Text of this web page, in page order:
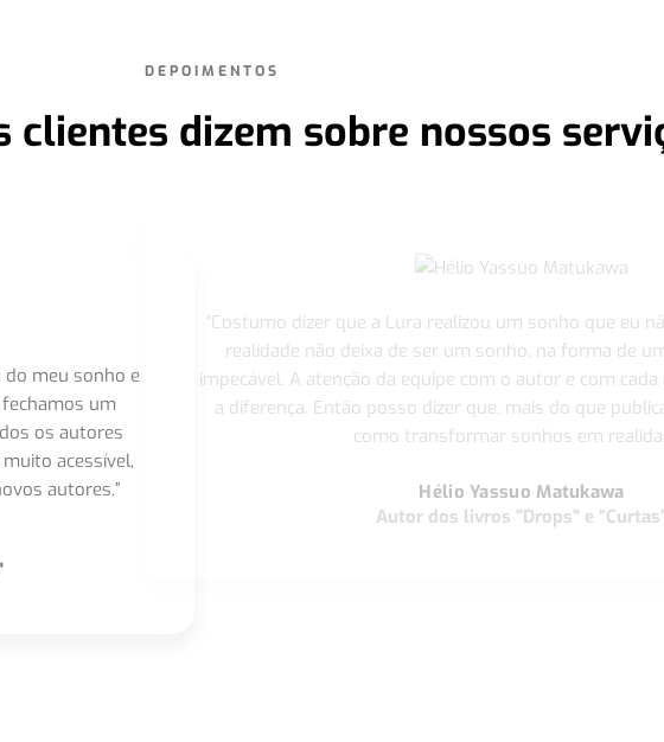
DEPOIMENTOS
clientes dizem sobre nossos
do meu sonho e
um
os autores
acessível,
autores.”
"Costumo dizer que a Lura realizou um sonho que eu
realidade não deixa de ser um sonho, na forma de
impecável. A atenção da equipe com o autor e com
a diferença. Então posso dizer que, mais do que
como transformar sonhos em
Hélio Yassuo Matukawa
Autor dos livros "Drops" e